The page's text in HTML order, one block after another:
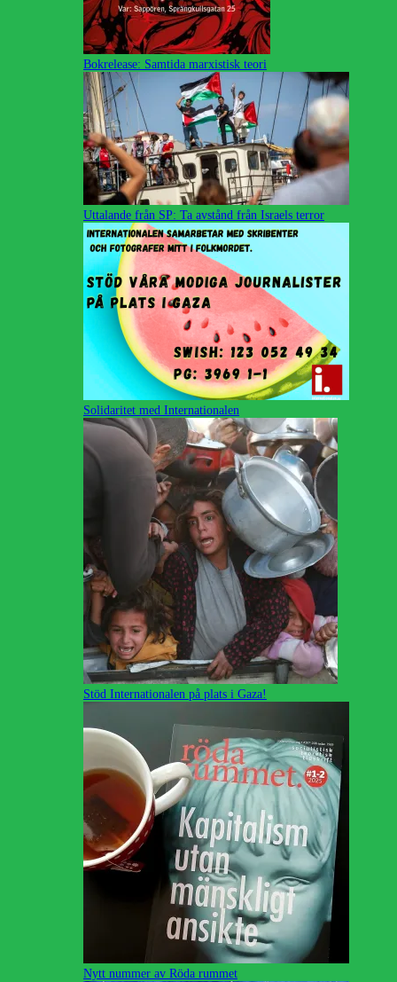
Bokrelease: Samtida marxistisk teori
Uttalande från SP: Ta avstånd från Israels terror
Solidaritet med Internationalen
Stöd Internationalen på plats i Gaza!
Nytt nummer av Röda rummet